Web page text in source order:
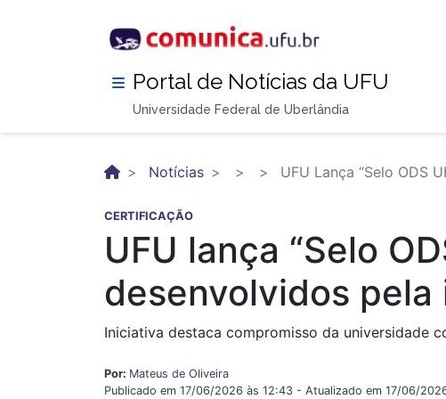
Portal de Notícias da UFU
Universidade Federal de Uberlândia
Notícias UFU Lança “Selo ODS
CERTIFICAÇÃO
UFU lança “Selo
desenvolvidos
Iniciativa destaca compromisso da universidade
Por: Mateus de Oliveira
Publicado em 17/06/2026 às 12:43 - Atualizado em 17/06/